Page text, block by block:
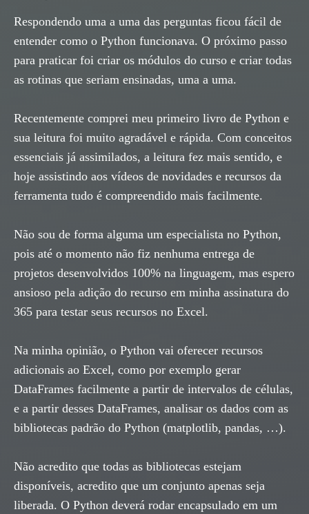
Respondendo uma a uma das perguntas ficou fácil de
entender como o Python funcionava. O próximo passo
para praticar foi criar os módulos do curso e criar todas
as rotinas que seriam ensinadas, uma a uma.
Recentemente comprei meu primeiro livro de Python e
sua leitura foi muito agradável e rápida. Com conceitos
essenciais já assimilados, a leitura fez mais sentido, e
hoje assistindo aos vídeos de novidades e recursos da
ferramenta tudo é compreendido mais facilmente.
Não sou de forma alguma um especialista no Python,
pois até o momento não fiz nenhuma entrega de
projetos desenvolvidos 100% na linguagem, mas espero
ansioso pela adição do recurso em minha assinatura do
365 para testar seus recursos no Excel.
Na minha opinião, o Python vai oferecer recursos
adicionais ao Excel, como por exemplo gerar
DataFrames facilmente a partir de intervalos de células,
e a partir desses DataFrames, analisar os dados com as
bibliotecas padrão do Python (matplotlib, pandas, …).
Não acredito que todas as bibliotecas estejam
disponíveis, acredito que um conjunto apenas seja
liberada. O Python deverá rodar encapsulado em um